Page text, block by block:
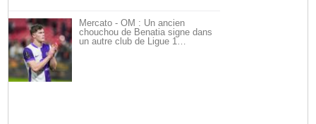
Mercato - OM : Un ancien
chouchou de Benatia signe dans
un autre club de Ligue 1…